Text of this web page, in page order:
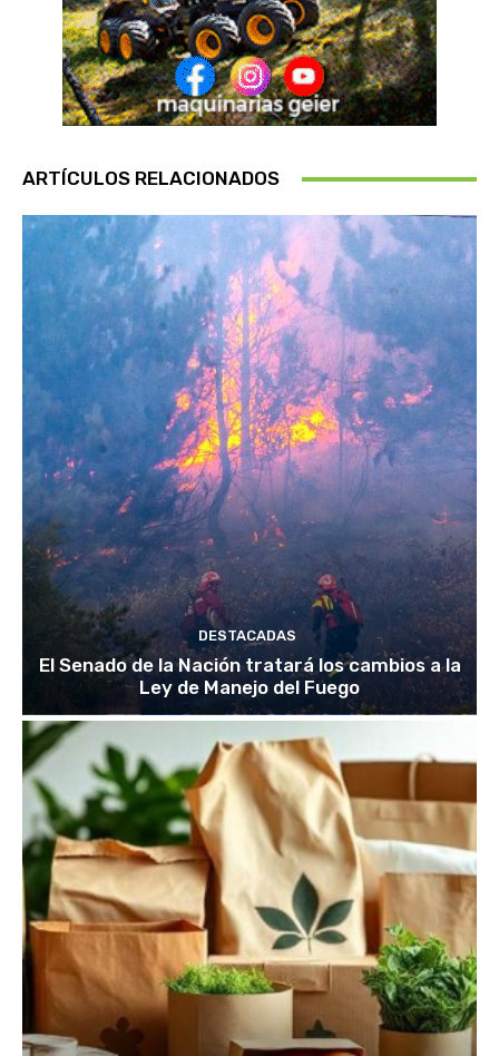
ARTÍCULOS RELACIONADOS
DESTACADAS
El Senado de la Nación tratará los cambios a la
Ley de Manejo del Fuego